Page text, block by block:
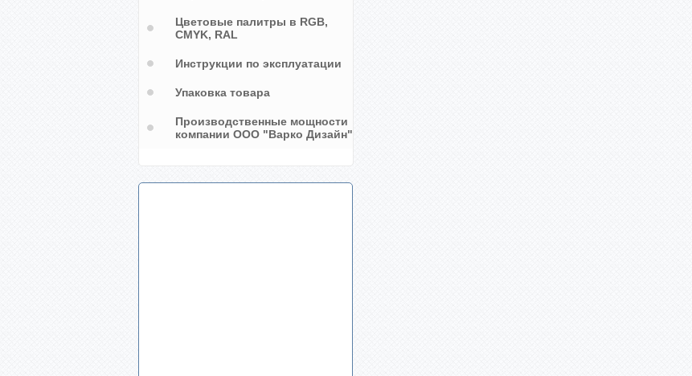
Цветовые палитры в RGB,
CMYK, RAL
Инструкции по эксплуатации
Упаковка товара
Производственные мощности
компании ООО "Варко Дизайн"